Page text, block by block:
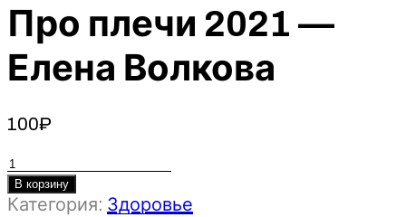
Про плечи 2021 —
Елена Волкова
100₽
Количество
товара
Про
В корзину
Категория: Здоровье